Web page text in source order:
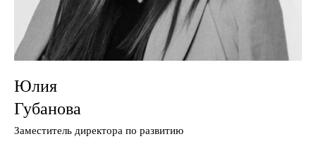
Юлия
Губанова
Заместитель директора по развитию